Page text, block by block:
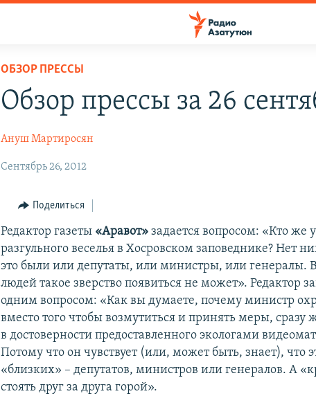
ОБЗОР ПРЕССЫ
Обзор прессы за 26
Ануш Мартиросян
Сентябрь 26, 2012
Поделиться
Редактор газеты «Аравот»задается вопросом: «Кто же
разгульного веселья в Хосровском заповеднике? Нет
это были или депутаты, или министры, или генералы.
людей такое зверство появиться не может». Редактор
одним вопросом: «Как вы думаете, почему министр
вместо того чтобы возмутиться и принять меры,
в достоверности предоставленного экологами
Потому что он чувствует (или, может быть, знает), что
«близких» – депутатов, министров или генералов. А
стоять друг за друга горой».